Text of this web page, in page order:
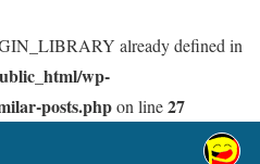
already defined in
wp-
posts.phpon line27